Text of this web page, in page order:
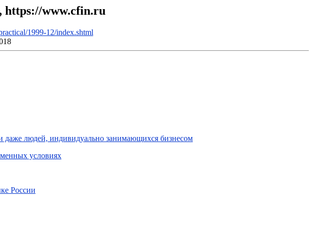
https://www.cfin.ru
1999-12/index.shtml
даже людей, индивидуально занимающихся бизнесом
условиях
России